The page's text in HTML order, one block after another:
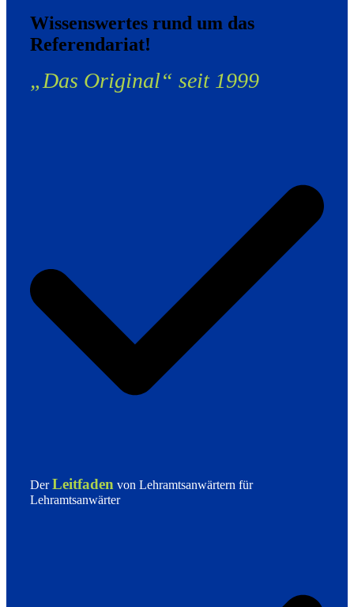
Wissenswertes rund um das
Referendariat!
„Das Original“ seit 1999
DerLeitfaden von Lehramtsanwärtern für
Lehramtsanwärter